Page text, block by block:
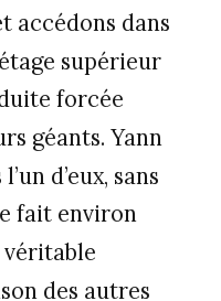
accédons dans
supérieur
forcée
géants. Yann
d’eux, sans
fait environ
véritable
des autres